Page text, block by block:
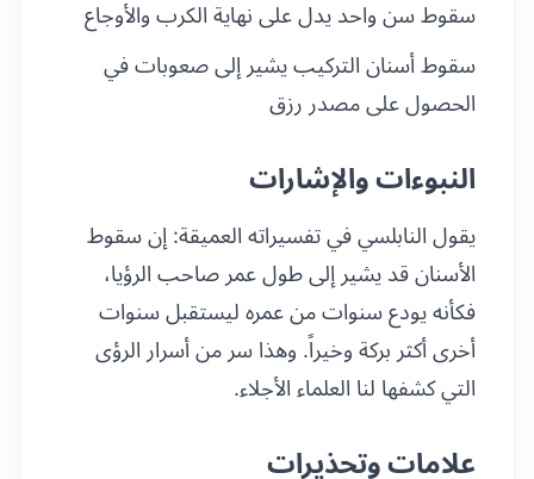
سقوط سن واحد يدل على نهاية الكرب والأوجاع
سقوط أسنان التركيب يشير إلى صعوبات في
الحصول على مصدر رزق
النبوءات والإشارات
يقول النابلسي في تفسيراته العميقة: إن سقوط
الأسنان قد يشير إلى طول عمر صاحب الرؤيا،
فكأنه يودع سنوات من عمره ليستقبل سنوات
أخرى أكثر بركة وخيراً. وهذا سر من أسرار الرؤى
التي كشفها لنا العلماء الأجلاء.
علامات وتحذيرات